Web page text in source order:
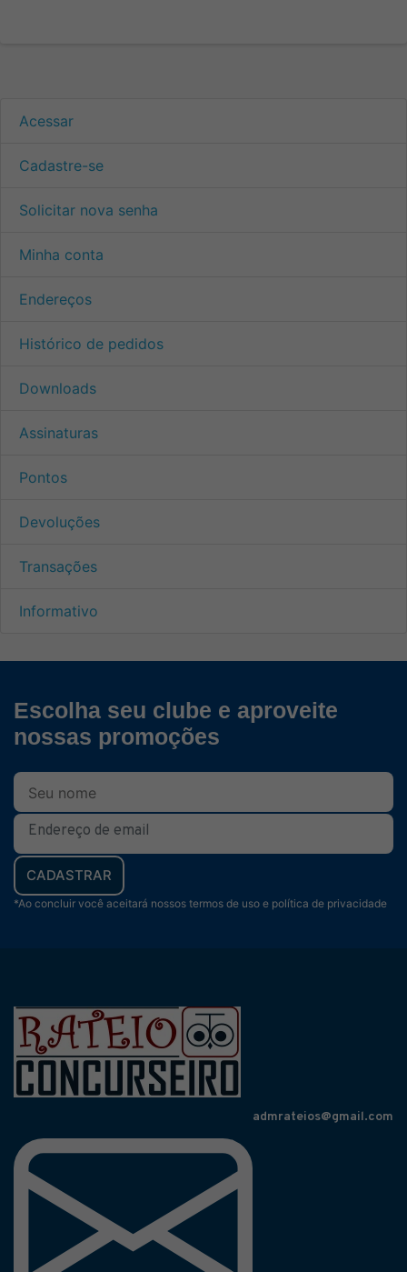
Acessar
Cadastre-se
Solicitar nova senha
Minha conta
Endereços
Histórico de pedidos
Downloads
Assinaturas
Pontos
Devoluções
Transações
Informativo
Escolha seu clube e aproveite
nossas promoções
CADASTRAR
*Ao concluir você aceitará nossos termos de uso e política de privacidade
admrateios@gmail.com